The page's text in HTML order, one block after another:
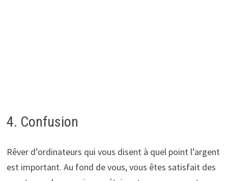
4. Confusion
Rêver d’ordinateurs qui vous disent à quel point l’argent
est important. Au fond de vous, vous êtes satisfait des